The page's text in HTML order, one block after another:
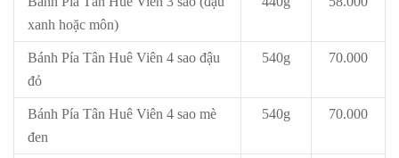
xanh hoặc môn)
Bánh Pía Tân Huê Viên 4 sao đậu
đỏ
540g 70.000
Bánh Pía Tân Huê Viên 4 sao mè
đen
540g 70.000